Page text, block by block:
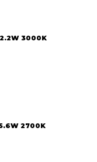
2.2W 3000K
5.6W 2700K